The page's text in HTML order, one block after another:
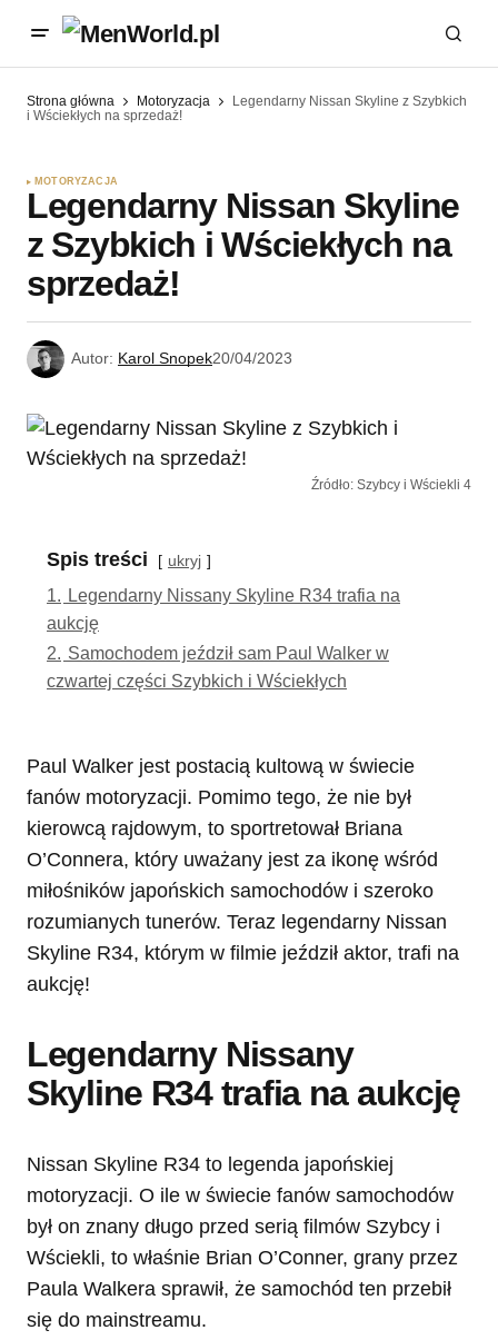
Strona główna Motoryzacja
Legendarny Nissan Skyline z Szybkich
i Wściekłych na sprzedaż!
MOTORYZACJA
Legendarny Nissan Skyline
z Szybkich i Wściekłych na
sprzedaż!
Autor: Karol Snopek20/04/2023
Źródło: Szybcy i Wściekli 4
Spis treści ukryj
1. Legendarny Nissany Skyline R34 trafia na
aukcję
2. Samochodem jeździł sam Paul Walker w
czwartej części Szybkich i Wściekłych
Paul Walker jest postacią kultową w świecie
fanów motoryzacji. Pomimo tego, że nie był
kierowcą rajdowym, to sportretował Briana
O’Connera, który uważany jest za ikonę wśród
miłośników japońskich samochodów i szeroko
rozumianych tunerów. Teraz legendarny Nissan
Skyline R34, którym w filmie jeździł aktor, trafi na
aukcję!
Legendarny Nissany
Skyline R34 trafia na aukcję
Nissan Skyline R34 to legenda japońskiej
motoryzacji. O ile w świecie fanów samochodów
był on znany długo przed serią filmów Szybcy i
Wściekli, to właśnie Brian O’Conner, grany przez
Paula Walkera sprawił, że samochód ten przebił
się do mainstreamu.